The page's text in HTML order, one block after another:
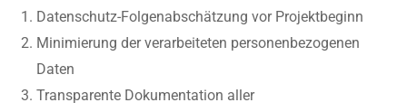
Datenschutz-Folgenabschätzung vor Projektbeginn
Minimierung der verarbeiteten personenbezogenen
Daten
Transparente Dokumentation aller